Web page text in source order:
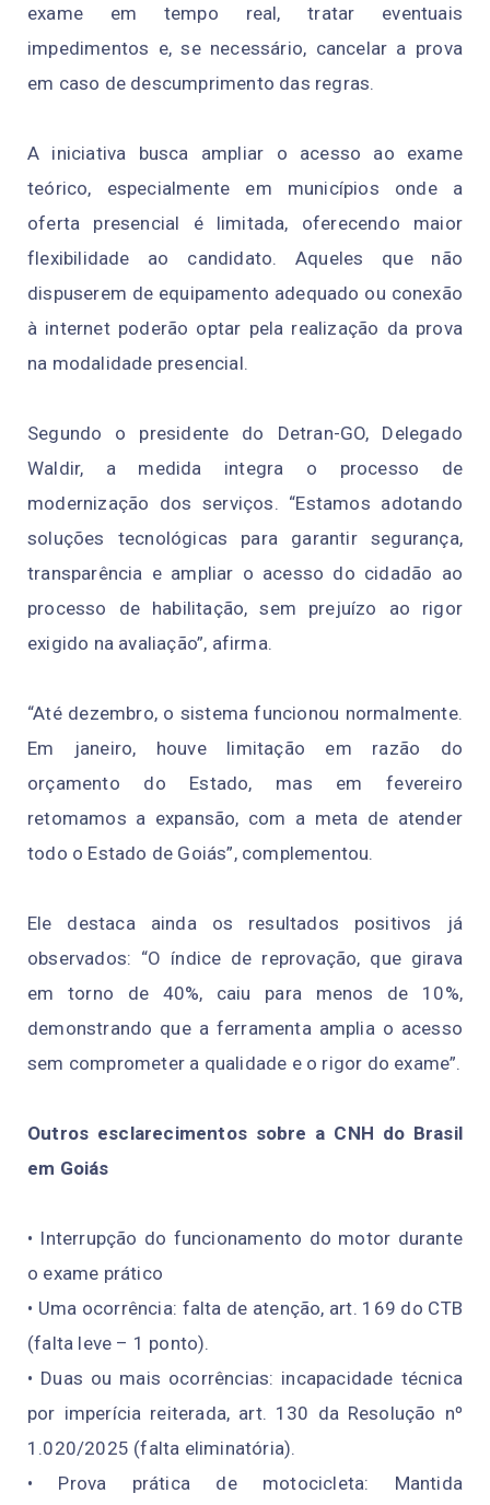
exame em tempo real, tratar eventuais
impedimentos e, se necessário, cancelar a prova
em caso de descumprimento das regras.
A iniciativa busca ampliar o acesso ao exame
teórico, especialmente em municípios onde a
oferta presencial é limitada, oferecendo maior
flexibilidade ao candidato. Aqueles que não
dispuserem de equipamento adequado ou conexão
à internet poderão optar pela realização da prova
na modalidade presencial.
Segundo o presidente do Detran-GO, Delegado
Waldir, a medida integra o processo de
modernização dos serviços. “Estamos adotando
soluções tecnológicas para garantir segurança,
transparência e ampliar o acesso do cidadão ao
processo de habilitação, sem prejuízo ao rigor
exigido na avaliação”, afirma.
“Até dezembro, o sistema funcionou normalmente.
Em janeiro, houve limitação em razão do
orçamento do Estado, mas em fevereiro
retomamos a expansão, com a meta de atender
todo o Estado de Goiás”, complementou.
Ele destaca ainda os resultados positivos já
observados: “O índice de reprovação, que girava
em torno de 40%, caiu para menos de 10%,
demonstrando que a ferramenta amplia o acesso
sem comprometer a qualidade e o rigor do exame”.
Outros esclarecimentos sobre a CNH do Brasil
em Goiás
• Interrupção do funcionamento do motor durante
o exame prático
• Uma ocorrência: falta de atenção, art. 169 do CTB
(falta leve – 1 ponto).
• Duas ou mais ocorrências: incapacidade técnica
por imperícia reiterada, art. 130 da Resolução nº
1.020/2025 (falta eliminatória).
• Prova prática de motocicleta: Mantida